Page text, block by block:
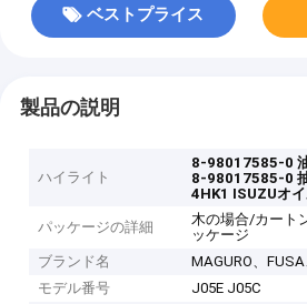
ベストプライス
製品の説明
ハイライト
8-98017585-0
8-98017585-0
4HK1 ISUZUオ
パッケージの詳細
木の場合/カート
ッケージ
ブランド名
MAGURO、
モデル番号
J05E J05C